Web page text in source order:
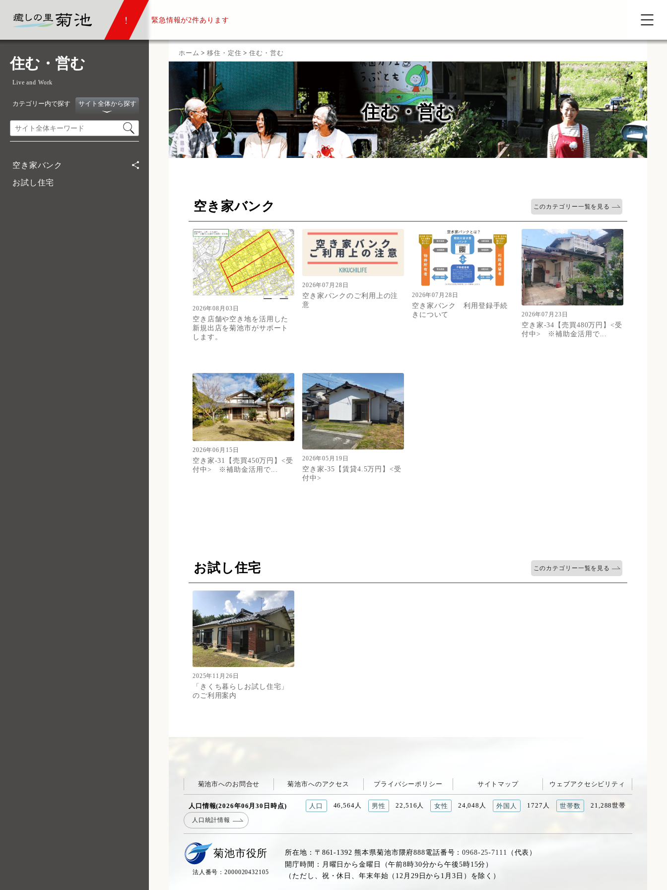
緊急情報が2件あります
住む・営む
Live and Work
カテゴリー内で探す サイト全体から探す
空き家バンク
お試し住宅
ホーム >移住・定住 >住む・営む
住む・営む
空き家バンク このカテゴリー一覧を見る
2026年08月03日
空き店舗や空き地を活用した
新規出店を菊池市がサポート
します。
2026年07月28日
空き家バンクのご利用上の注
意
2026年07月28日
空き家バンク 利用登録手続
きについて
2026年07月23日
空き家-34【売買480万円】<受
付中> ※補助金活用で...
2026年06月15日
空き家-31【売買450万円】<受
付中> ※補助金活用で...
2026年05月19日
空き家-35【賃貸4.5万円】<受
付中>
お試し住宅 このカテゴリー一覧を見る
2025年11月26日
「きくち暮らしお試し住宅」
のご利用案内
菊池市へのお問合せ 菊池市へのアクセス プライバシーポリシー サイトマップ ウェブアクセシビリティ
人口情報(2026年06月30日時点) 人口 46,564人 男性 22,516人 女性 24,048人 外国人 1727人 世帯数 21,288世帯
人口統計情報
菊池市役所
法人番号：2000020432105
所在地：〒861-1392 熊本県菊池市隈府888電話番号：0968-25-7111
（代表）
開庁時間：月曜日から金曜日（午前8時30分から午後5時15分）
（ただし、祝・休日、年末年始（12月29日から1月3日）を除く）